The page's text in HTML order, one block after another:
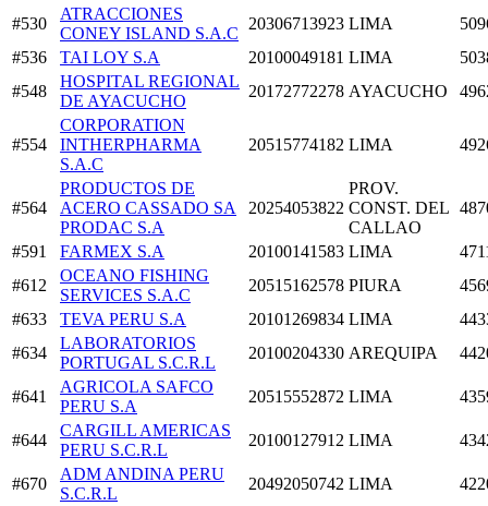
#530
ATRACCIONES
CONEY ISLAND S.A.C
20306713923 LIMA
#536
TAI LOY S.A 20100049181 LIMA
#548
HOSPITAL REGIONAL
DE AYACUCHO
20172772278 AYACUCHO
#554
CORPORATION
INTHERPHARMA
S.A.C
20515774182 LIMA
#564
PRODUCTOS DE
ACERO CASSADO SA
PRODAC S.A
20254053822
PROV.
CONST. DEL
CALLAO
#591 FARMEX S.A 20100141583 LIMA
#612
OCEANO FISHING
SERVICES S.A.C
20515162578 PIURA
#633
TEVA PERU S.A 20101269834 LIMA
#634
LABORATORIOS
PORTUGAL S.C.R.L
20100204330 AREQUIPA
#641
AGRICOLA SAFCO
PERU S.A
20515552872 LIMA
#644
CARGILL AMERICAS
PERU S.C.R.L
20100127912 LIMA
#670
ADM ANDINA PERU
S.C.R.L
20492050742 LIMA